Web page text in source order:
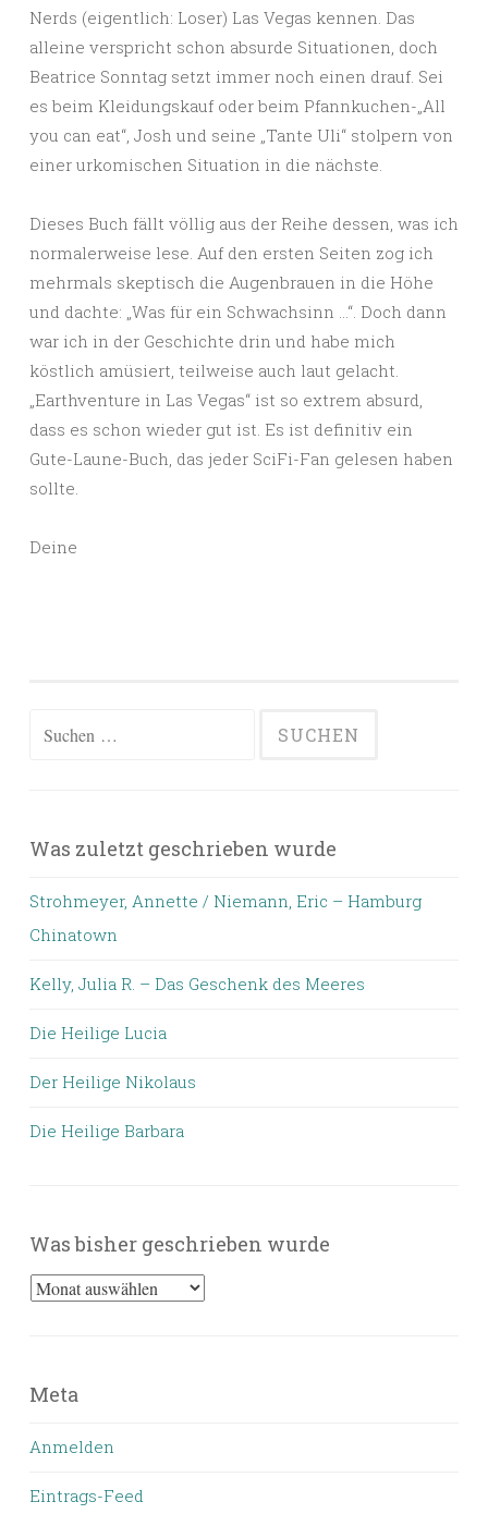
Nerds (eigentlich: Loser) Las Vegas kennen. Das
alleine verspricht schon absurde Situationen, doch
Beatrice Sonntag setzt immer noch einen drauf. Sei
es beim Kleidungskauf oder beim Pfannkuchen-„All
you can eat“, Josh und seine „Tante Uli“ stolpern von
einer urkomischen Situation in die nächste.
Dieses Buch fällt völlig aus der Reihe dessen, was ich
normalerweise lese. Auf den ersten Seiten zog ich
mehrmals skeptisch die Augenbrauen in die Höhe
und dachte: „Was für ein Schwachsinn …“. Doch dann
war ich in der Geschichte drin und habe mich
köstlich amüsiert, teilweise auch laut gelacht.
„Earthventure in Las Vegas“ ist so extrem absurd,
dass es schon wieder gut ist. Es ist definitiv ein
Gute-Laune-Buch, das jeder SciFi-Fan gelesen haben
sollte.
Deine
Suchen
Was zuletzt geschrieben wurde
Strohmeyer, Annette / Niemann, Eric – Hamburg
Chinatown
Kelly, Julia R. – Das Geschenk des Meeres
Die Heilige Lucia
Der Heilige Nikolaus
Die Heilige Barbara
Was bisher geschrieben wurde
Was
wurde
Meta
Anmelden
Eintrags-Feed